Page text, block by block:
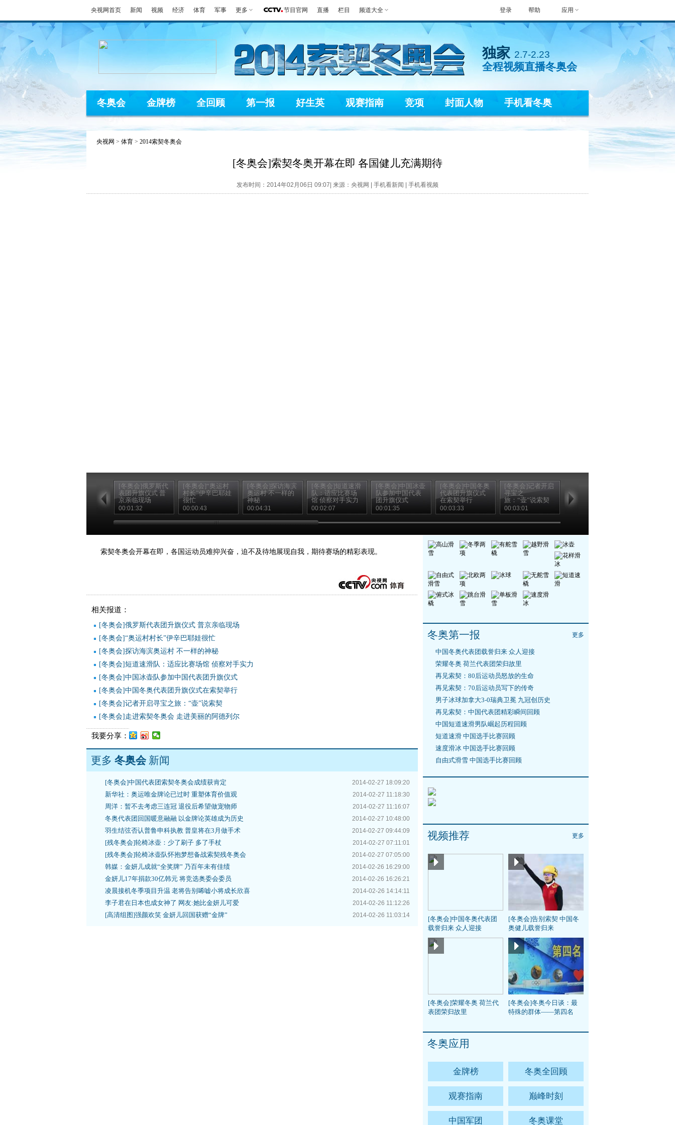
央视网首页 新闻 视频 经济 体育 军事 更多 节目官网 直播 栏目 频道大全 帮助 应用
登录
独家 2.7-2.23
全程视频直播冬奥会
冬奥会 金牌榜 全回顾 第一报 好生英 观赛指南 竞项 封面人物 手机看冬奥
央视网 > 体育 > 2014索契冬奥会
[冬奥会]索契冬奥开幕在即 各国健儿充满期待
发布时间：2014年02月06日 09:07| 来源：央视网 | 手机看新闻 手机看视频
[冬奥会]俄罗斯代
表团升旗仪式 普
京亲临现场
00:01:32
[冬奥会]“奥运村
村长”伊辛巴耶娃
很忙
00:00:43
[冬奥会]探访海滨
奥运村 不一样的
神秘
00:04:31
[冬奥会]短道速滑
队：适应比赛场
馆 侦察对手实力
00:02:07
[冬奥会]中国冰壶
队参加中国代表
团升旗仪式
00:01:35
[冬奥会]中国冬奥
代表团升旗仪式
在索契举行
00:03:33
[冬奥会]记者开启
寻宝之
旅：“壶”说索契
00:03:01
冬奥会 走进美丽
的阿德列尔
00:04:08
索契冬奥会开幕在即，各国运动员难抑兴奋，迫不及待地展现自我，期待赛场的精彩表现。
相关报道：
[冬奥会]俄罗斯代表团升旗仪式 普京亲临现场
[冬奥会]“奥运村村长”伊辛巴耶娃很忙
[冬奥会]探访海滨奥运村 不一样的神秘
[冬奥会]短道速滑队：适应比赛场馆 侦察对手实力
[冬奥会]中国冰壶队参加中国代表团升旗仪式
[冬奥会]中国冬奥代表团升旗仪式在索契举行
[冬奥会]记者开启寻宝之旅：“壶”说索契
[冬奥会]走进索契冬奥会 走进美丽的阿德列尔
我要分享：
更多 冬奥会新闻
2014-02-27 18:09:20
[冬奥会]中国代表团索契冬奥会成绩获肯定
2014-02-27 11:18:30
新华社：奥运唯金牌论已过时 重塑体育价值观
2014-02-27 11:16:07
周洋：暂不去考虑三连冠 退役后希望做宠物师
2014-02-27 10:48:00
冬奥代表团回国暖意融融 以金牌论英雄成为历史
2014-02-27 09:44:09
羽生结弦否认普鲁申科执教 普皇将在3月做手术
2014-02-27 07:11:01
[残冬奥会]轮椅冰壶：少了刷子 多了手杖
2014-02-27 07:05:00
[残冬奥会]轮椅冰壶队怀抱梦想备战索契残冬奥会
2014-02-26 16:29:00
韩媒：金妍儿成就“全奖牌” 乃百年未有佳绩
2014-02-26 16:26:21
金妍儿17年捐款30亿韩元 将竞选奥委会委员
2014-02-26 14:14:11
凌晨接机冬季项目升温 老将告别唏嘘小将成长欣喜
2014-02-26 11:12:26
李子君在日本也成女神了 网友:她比金妍儿可爱
2014-02-26 11:03:14
[高清组图]强颜欢笑 金妍儿回国获赠“金牌”
冬奥第一报 更多
中国冬奥代表团载誉归来 众人迎接
荣耀冬奥 荷兰代表团荣归故里
再见索契：80后运动员怒放的生命
再见索契：70后运动员写下的传奇
男子冰球加拿大3-0瑞典卫冕 九冠创历史
再见索契：中国代表团精彩瞬间回顾
中国短道速滑男队崛起历程回顾
短道速滑 中国选手比赛回顾
速度滑冰 中国选手比赛回顾
自由式滑雪 中国选手比赛回顾
视频推荐 更多
[冬奥会]中国冬奥代表团
载誉归来 众人迎接
[冬奥会]告别索契 中国冬
奥健儿载誉归来
[冬奥会]荣耀冬奥 荷兰代
表团荣归故里
[冬奥会]冬奥今日谈：最
特殊的群体——第四名
冬奥应用
金牌榜 冬奥全回顾
观赛指南 巅峰时刻
中国军团 冬奥课堂